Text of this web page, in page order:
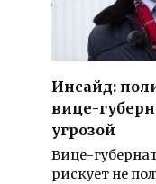
Инсайд:
вице-
угрозой
Вице-
рискует не